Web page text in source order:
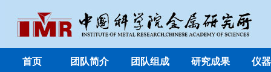
首页 团队简介 团队组成 研究成果 仪